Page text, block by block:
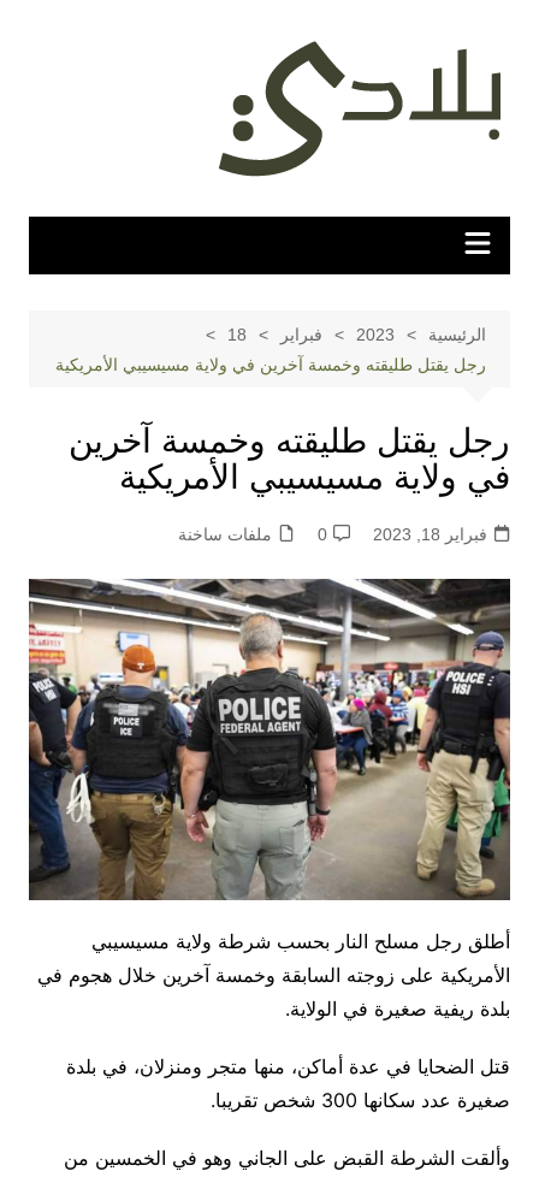
المحتوى
الرئيسية 2023 فبراير
18
رجل يقتل طليقته وخمسة آخرين في ولاية مسيسيبي الأمريكية
رجل يقتل طليقته وخمسة آخرين
في ولاية مسيسيبي الأمريكية
فبراير 18, 2023 0 ملفات ساخنة
أطلق رجل مسلح النار بحسب شرطة ولاية مسيسيبي
الأمريكية على زوجته السابقة وخمسة آخرين خلال هجوم في
بلدة ريفية صغيرة في الولاية.
قتل الضحايا في عدة أماكن، منها متجر ومنزلان، في بلدة
صغيرة عدد سكانها 300 شخص تقريبا.
وألقت الشرطة القبض على الجاني وهو في الخمسين من